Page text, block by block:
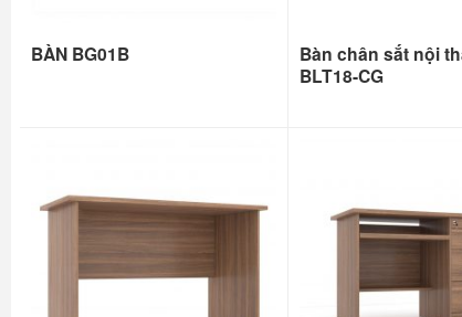
BÀN BG01B
Bàn chân sắt nội
BLT18-CG